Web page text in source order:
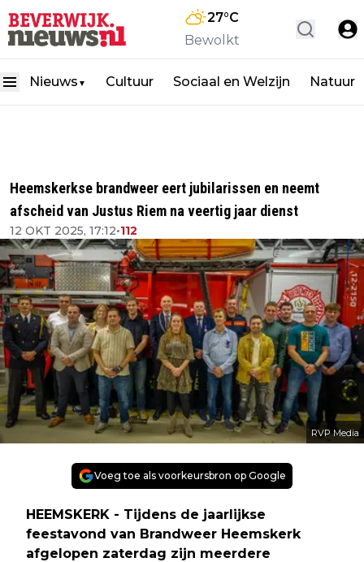
27°C
Bewolkt
Nieuws ▼ Cultuur Sociaal en Welzijn Natuur
Heemskerkse brandweer eert jubilarissen en neemt
afscheid van Justus Riem na veertig jaar dienst
12 OKT 2025, 17:12•112
RVP Media
Voeg toe als voorkeursbron op Google
HEEMSKERK - Tijdens de jaarlijkse
feestavond van Brandweer Heemskerk
afgelopen zaterdag zijn meerdere